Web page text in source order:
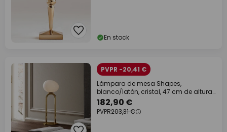
En stock
PVPR -20,41 €
Lámpara de mesa Shapes,
blanco/latón, cristal, 47 cm de altura,
E27
182,90 €
PVPR203,31 €